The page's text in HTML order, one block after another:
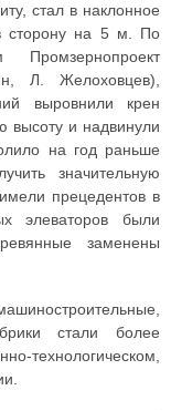
стал в наклонное
сторону на 5 м. По
Промзернопроект
Л. Желоховцев),
выровнили крен
высоту и надвинули
на год раньше
значительную
прецедентов в
элеваторов были
заменены
стали более